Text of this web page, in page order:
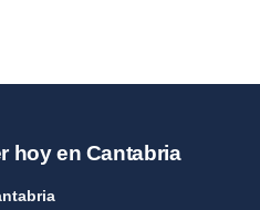
hoy en Cantabria